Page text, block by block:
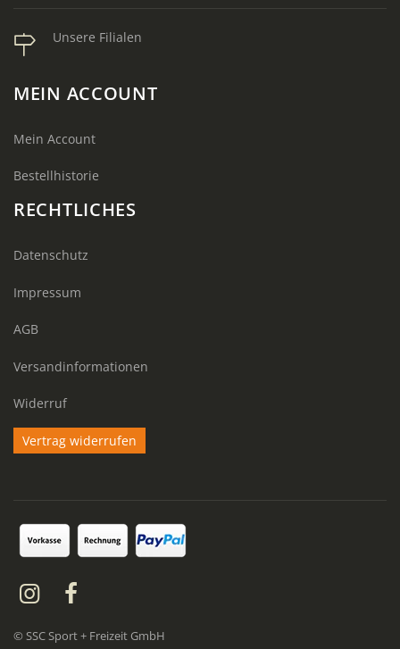
Unsere Filialen
MEIN ACCOUNT
Mein Account
Bestellhistorie
RECHTLICHES
Datenschutz
Impressum
AGB
Versandinformationen
Widerruf
Vertrag widerrufen
© SSC Sport + Freizeit GmbH